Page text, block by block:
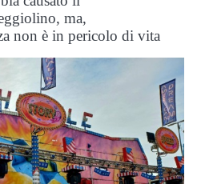
ma,
non è in pericolo di vita